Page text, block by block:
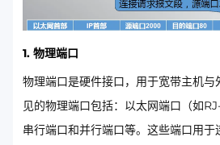
1. 物理端口
物理端口是硬件接口，用于宽带主机与
见的物理端口包括：以太网端口（如
串行端口和并行端口等。这些端口用于